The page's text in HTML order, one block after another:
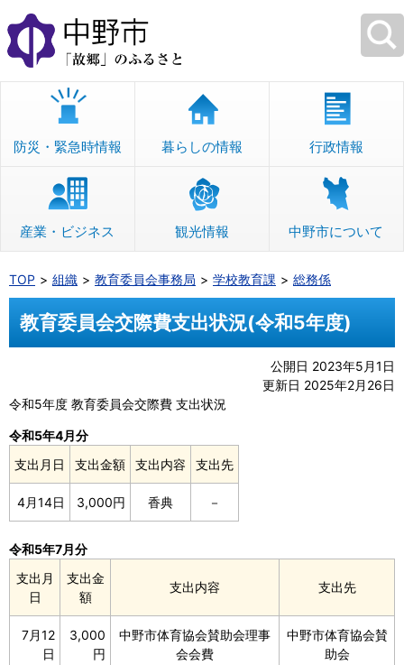
本
文
へ
移
防災・緊急時情報 暮らしの情報 行政情報
産業・ビジネス 観光情報 中野市について
TOP 組織 教育委員会事務局 学校教育課 総務係
教育委員会交際費支出状況(令和5年度)
公開日 2023年5月1日
更新日 2025年2月26日
令和5年度 教育委員会交際費 支出状況
令和5年4月分
支出月日
支出金額 支出内容 支出先
4月14日 3,000円 香典 －
令和5年7月分
支出月
日
支出金
額
支出内容 支出先
7月12
日
3,000
円
中野市体育協会賛助会理事
会会費
中野市体育協会賛
助会